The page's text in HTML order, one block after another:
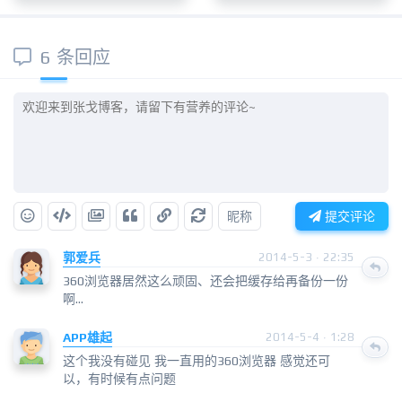
6 条回应
昵称 提交评论
郭爱兵 2014-5-3 · 22:35
360浏览器居然这么顽固、还会把缓存给再备份一份
啊...
APP雄起 2014-5-4 · 1:28
这个我没有碰见 我一直用的360浏览器 感觉还可
以，有时候有点问题